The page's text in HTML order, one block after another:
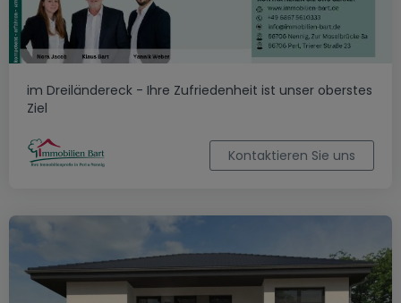
im Dreiländereck - Ihre Zufriedenheit ist unser oberstes
Ziel
Kontaktieren Sie uns